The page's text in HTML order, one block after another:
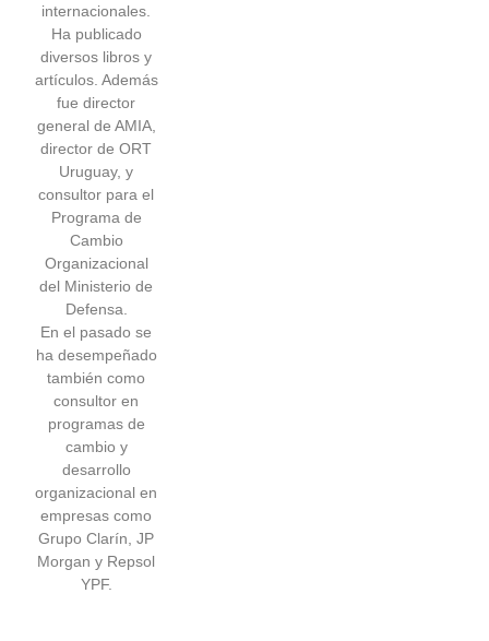
internacionales.
Ha publicado
diversos libros y
artículos. Además
fue director
general de AMIA,
director de ORT
Uruguay, y
consultor para el
Programa de
Cambio
Organizacional
del Ministerio de
Defensa.
En el pasado se
ha desempeñado
también como
consultor en
programas de
cambio y
desarrollo
organizacional en
empresas como
Grupo Clarín, JP
Morgan y Repsol
YPF.